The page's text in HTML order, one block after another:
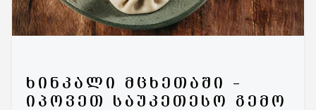
ᲮᲘᲜᲙᲐᲚᲘ ᲛᲪᲮᲔᲗᲐᲨᲘ –
ᲘᲞᲝᲕᲔᲗ ᲡᲐᲣᲙᲔᲗᲔᲡᲝ ᲒᲔᲛᲝ